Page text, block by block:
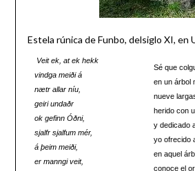
Estela rúnica de Funbo, delsiglo XI, en
Veit ek, at ek hekk
vindga meiði á
nætr allar níu,
geiri undaðr
ok gefinn Óðni,
sjalfr sjalfum mér,
á þeim meiði,
er manngi veit,
Sé que
en un árbol
nueve
herido con
y dedicado
yo ofrecido
en aquel
conoce el